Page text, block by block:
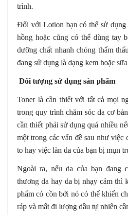
trình.
Đối với Lotion bạn có thể sử
hồng hoặc cũng có thể dùng tay
dưỡng chất nhanh chóng thẩm
đang sử dụng là dạng kem hoặc
Đối tượng sử dụng sản phẩm
Toner là cần thiết với tất cả mọi
trong quy trình chăm sóc da cơ
cần thiết phải sử dụng quá nhiều
một trong các vấn đề sau như việc
to hay việc làn da của bạn bị mụn
Ngoài ra, nếu da của bạn đang
thương da hay da bị nhạy cảm thì
phẩm có cồn bởi nó có thể khiến
ráp và mất đi lượng dầu tự nhiên